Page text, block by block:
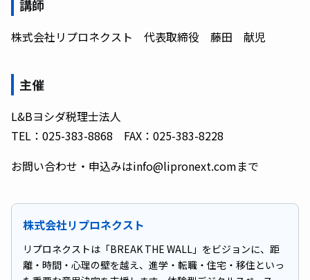
講師
株式会社リプロネクスト 代表取締役 藤田 献児
主催
L&Bヨシダ税理士法人
TEL：025-383-8868 FAX：025-383-8228
お問い合わせ・申込みはinfo@lipronext.comまで
株式会社リプロネクスト
リプロネクストは「BREAK THE WALL」をビジョンに、距
離・時間・心理の壁を越え、進学・転職・住宅・移住といっ